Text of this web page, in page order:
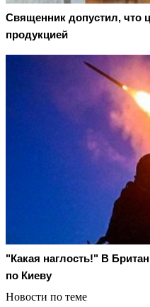
Священник допустил, что
продукцией
"Какая наглость!" В
по Киеву
Новости по теме